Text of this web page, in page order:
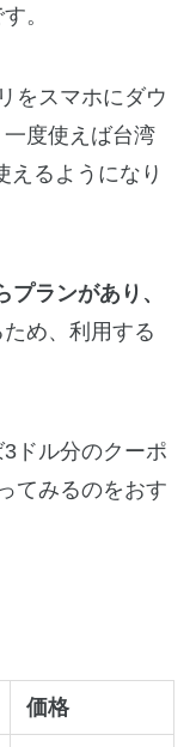
。
をスマホにダウ
度使えば台湾
えるようになり
プランがあり、
め、利用する
ドル分のクーポ
てみるのをおす
価格